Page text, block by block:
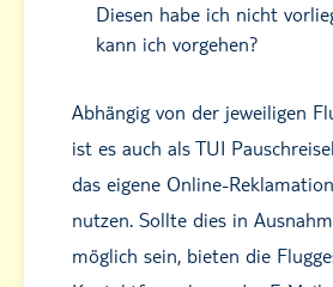
Diesen habe ich nicht
kann ich vorgehen?
Abhängig von der jeweiligen
ist es auch als TUI
das eigene Online-
nutzen. Sollte dies in
möglich sein, bieten die